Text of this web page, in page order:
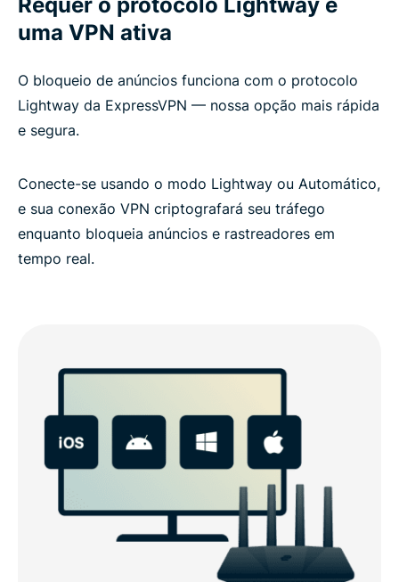
uma VPN ativa
O bloqueio de anúncios funciona com o protocolo
Lightway da ExpressVPN — nossa opção mais rápida
e segura.
Conecte-se usando o modo Lightway ou Automático,
e sua conexão VPN criptografará seu tráfego
enquanto bloqueia anúncios e rastreadores em
tempo real.